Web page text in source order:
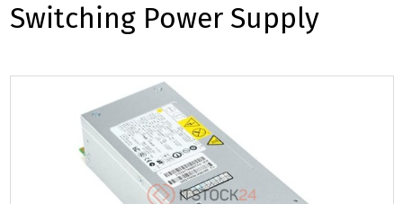
Switching Power Supply